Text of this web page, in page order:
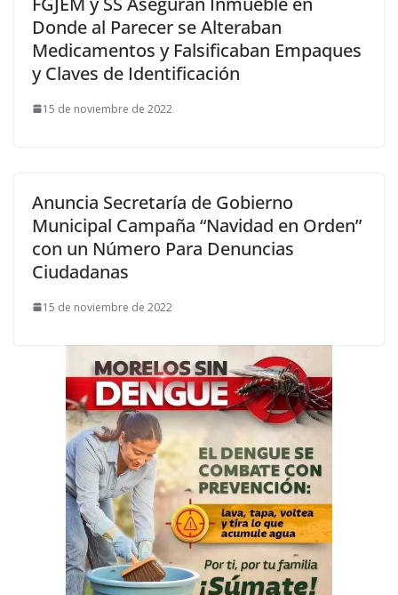
Donde al Parecer se Alteraban
Medicamentos y Falsificaban Empaques
y Claves de Identificación
15 de noviembre de 2022
Anuncia Secretaría de Gobierno
Municipal Campaña “Navidad en Orden”
con un Número Para Denuncias
Ciudadanas
15 de noviembre de 2022